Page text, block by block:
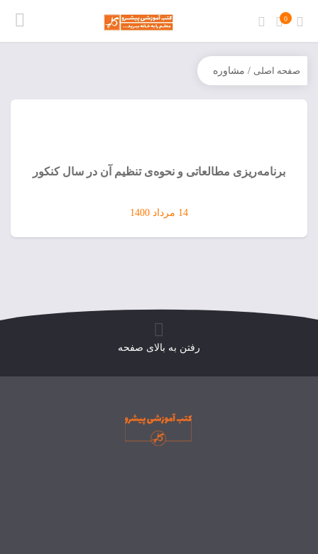
0
صفحه اصلی / مشاوره
برنامه‌ریزی مطالعاتی و نحوه‌ی تنظیم آن در سال کنکور
14 مرداد 1400
رفتن به بالای صفحه